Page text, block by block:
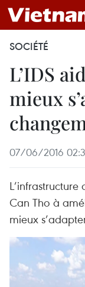
SOCIÉTÉ
L’IDS
mieux
07/06/2016
Can Tho à
mieux